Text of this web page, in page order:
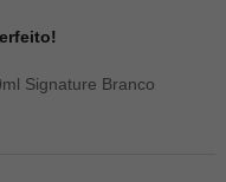
Signature Branco